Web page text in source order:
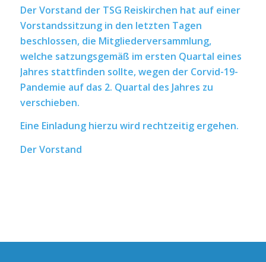
Der Vorstand der TSG Reiskirchen hat auf einer
Vorstandssitzung in den letzten Tagen
beschlossen, die Mitgliederversammlung,
welche satzungsgemäß im ersten Quartal eines
Jahres stattfinden sollte, wegen der Corvid-19-
Pandemie auf das 2. Quartal des Jahres zu
verschieben.
Eine Einladung hierzu wird rechtzeitig ergehen.
Der Vorstand